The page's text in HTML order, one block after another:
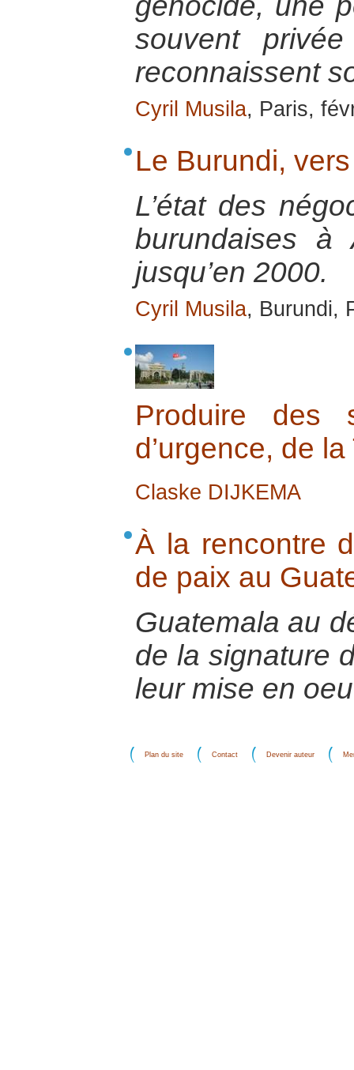
souvent
reconnaissent
Cyril Musila, Paris,
Le Burundi,
L’état des
burundaises à
jusqu’en 2000.
Cyril Musila, Burundi,
Produire des
d’urgence, de
Claske DIJKEMA
À la rencontre
de paix au
Guatemala au
de la signature
leur mise en
Plan du site Contact Devenir auteur